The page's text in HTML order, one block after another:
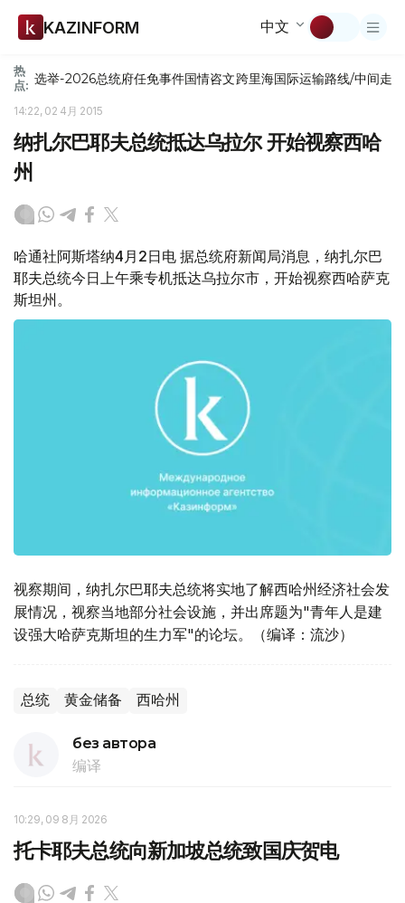
KAZINFORM 中文
热
点: 选举-2026总统府任免事件国情咨文跨里海国际运输路线/中间走廊
14:22, 02 4月 2015
纳扎尔巴耶夫总统抵达乌拉尔 开始视察西哈
州
哈通社阿斯塔纳4月2日电 据总统府新闻局消息，纳扎尔巴
耶夫总统今日上午乘专机抵达乌拉尔市，开始视察西哈萨克
斯坦州。
视察期间，纳扎尔巴耶夫总统将实地了解西哈州经济社会发
展情况，视察当地部分社会设施，并出席题为"青年人是建
设强大哈萨克斯坦的生力军"的论坛。（编译：流沙）
总统 黄金储备 西哈州
без автора
编译
10:29, 09 8月 2026
托卡耶夫总统向新加坡总统致国庆贺电